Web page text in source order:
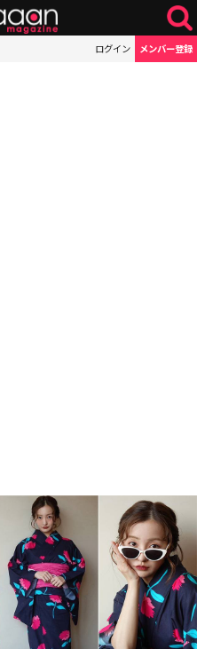
ログイン メンバー登録